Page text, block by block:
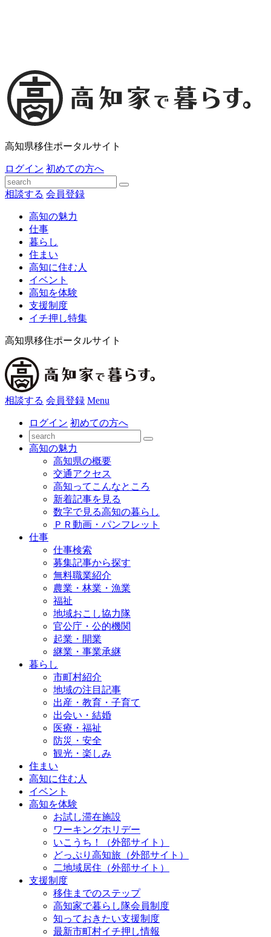
高知県移住ポータルサイト
ログイン 初めての方へ
相談する 会員登録
高知の魅力
仕事
暮らし
住まい
高知に住む人
イベント
高知を体験
支援制度
イチ押し特集
高知県移住ポータルサイト
相談する 会員登録 Menu
ログイン 初めての方へ
高知の魅力
高知県の概要
交通アクセス
高知ってこんなところ
新着記事を見る
数字で見る高知の暮らし
ＰＲ動画・パンフレット
仕事
仕事検索
募集記事から探す
無料職業紹介
農業・林業・漁業
福祉
地域おこし協力隊
官公庁・公的機関
起業・開業
継業・事業承継
暮らし
市町村紹介
地域の注目記事
出産・教育・子育て
出会い・結婚
医療・福祉
防災・安全
観光・楽しみ
住まい
高知に住む人
イベント
高知を体験
お試し滞在施設
ワーキングホリデー
いこうち！（外部サイト）
どっぷり高知旅（外部サイト）
二地域居住（外部サイト）
支援制度
移住までのステップ
高知家で暮らし隊会員制度
知っておきたい支援制度
最新市町村イチ押し情報